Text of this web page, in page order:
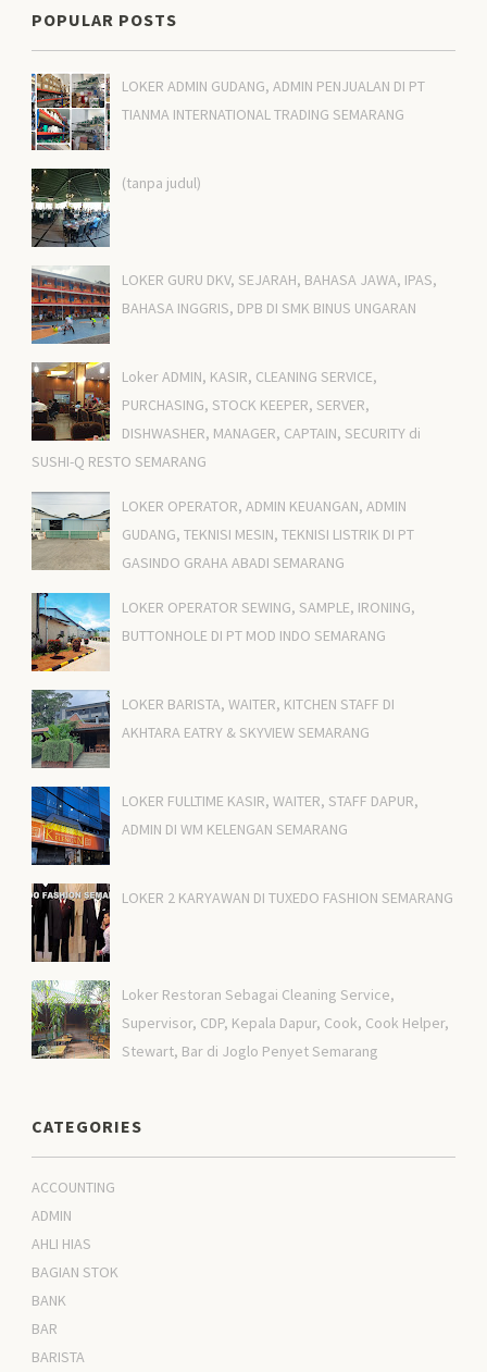
POPULAR POSTS
LOKER ADMIN GUDANG, ADMIN PENJUALAN DI PT
TIANMA INTERNATIONAL TRADING SEMARANG
(tanpa judul)
LOKER GURU DKV, SEJARAH, BAHASA JAWA, IPAS,
BAHASA INGGRIS, DPB DI SMK BINUS UNGARAN
Loker ADMIN, KASIR, CLEANING SERVICE,
PURCHASING, STOCK KEEPER, SERVER,
DISHWASHER, MANAGER, CAPTAIN, SECURITY di
SUSHI-Q RESTO SEMARANG
LOKER OPERATOR, ADMIN KEUANGAN, ADMIN
GUDANG, TEKNISI MESIN, TEKNISI LISTRIK DI PT
GASINDO GRAHA ABADI SEMARANG
LOKER OPERATOR SEWING, SAMPLE, IRONING,
BUTTONHOLE DI PT MOD INDO SEMARANG
LOKER BARISTA, WAITER, KITCHEN STAFF DI
AKHTARA EATRY & SKYVIEW SEMARANG
LOKER FULLTIME KASIR, WAITER, STAFF DAPUR,
ADMIN DI WM KELENGAN SEMARANG
LOKER 2 KARYAWAN DI TUXEDO FASHION SEMARANG
Loker Restoran Sebagai Cleaning Service,
Supervisor, CDP, Kepala Dapur, Cook, Cook Helper,
Stewart, Bar di Joglo Penyet Semarang
CATEGORIES
ACCOUNTING
ADMIN
AHLI HIAS
BAGIAN STOK
BANK
BAR
BARISTA